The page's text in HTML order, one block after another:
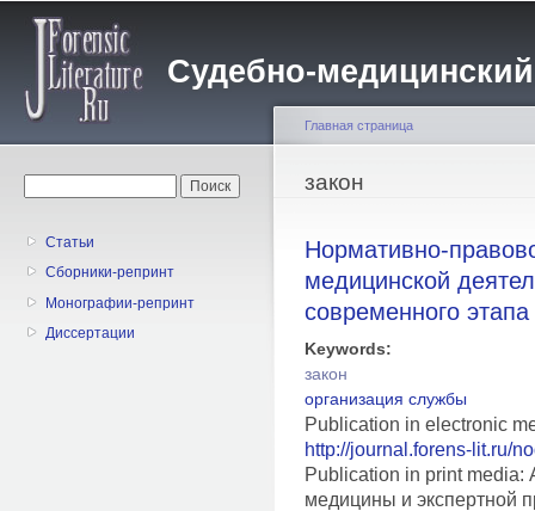
Судебно-
Статьи
Сборники-репринт
Монографии-репринт
Диссертации
Вы здесь
Главная страница
закон
Нормативно-
медицинской
современного этапа
Keywords:
закон
организация службы
Publication in electronic
http://journal.forens-lit.ru/
Publication in print media:
медицины и экспертной